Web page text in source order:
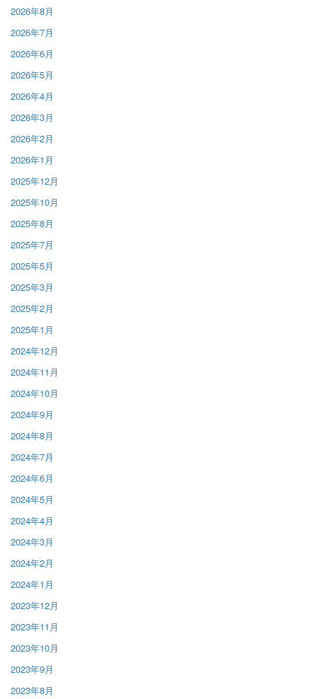
2026年8月
2026年7月
2026年6月
2026年5月
2026年4月
2026年3月
2026年2月
2026年1月
2025年12月
2025年10月
2025年8月
2025年7月
2025年5月
2025年3月
2025年2月
2025年1月
2024年12月
2024年11月
2024年10月
2024年9月
2024年8月
2024年7月
2024年6月
2024年5月
2024年4月
2024年3月
2024年2月
2024年1月
2023年12月
2023年11月
2023年10月
2023年9月
2023年8月